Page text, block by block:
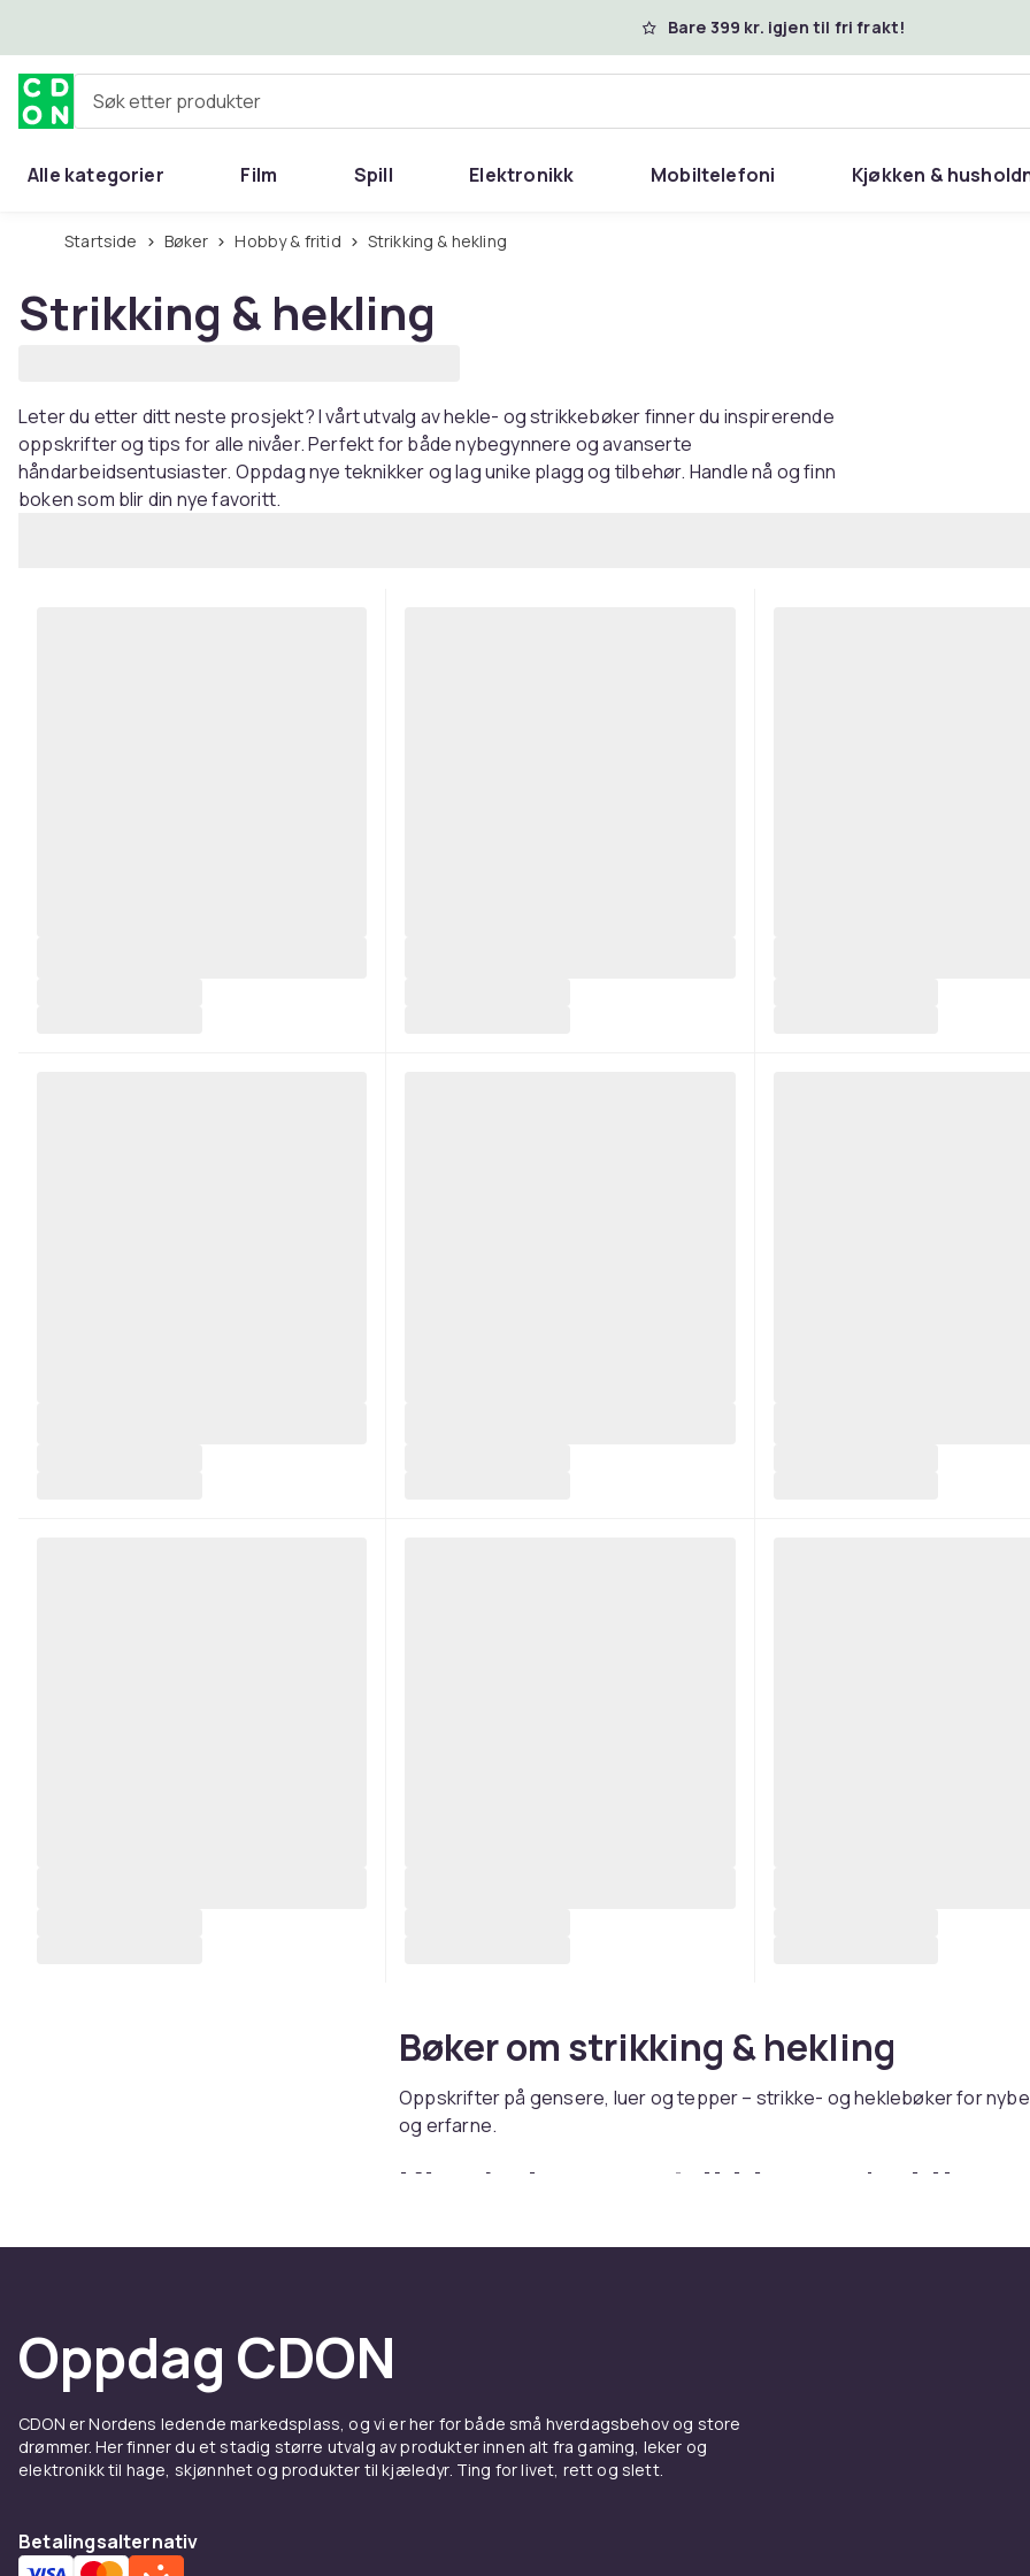
Bare 399 kr. igjen til fri frakt!
Søk etter produkter
Alle kategorier Film Spill Elektronikk Mobiltelefoni Kjøkken &
Startside Bøker Hobby & fritid Strikking & hekling
Strikking & hekling
Leter du etter ditt neste prosjekt? I vårt utvalg av hekle- og strikkebøker finner du inspirerende
oppskrifter og tips for alle nivåer. Perfekt for både nybegynnere og avanserte
håndarbeidsentusiaster. Oppdag nye teknikker og lag unike plagg og tilbehør. Handle nå og finn
boken som blir din nye favoritt.
Bøker om strikking & hekling
Oppskrifter på gensere, luer og tepper – strikke- og heklebøker for
og erfarne.
Kjøp bøker om strikking og hekling
online hos CDON
Oppdag CDON
CDON er Nordens ledende markedsplass, og vi er her for både små hverdagsbehov og store
drømmer. Her finner du et stadig større utvalg av produkter innen alt fra gaming, leker og
elektronikk til hage, skjønnhet og produkter til kjæledyr. Ting for livet, rett og slett.
Betalingsalternativ